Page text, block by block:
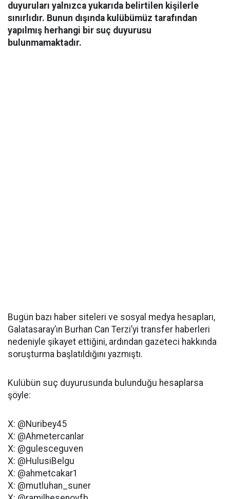
duyuruları yalnızca yukarıda belirtilen kişilerle
sınırlıdır. Bunun dışında kulübümüz tarafından
yapılmış herhangi bir suç duyurusu
bulunmamaktadır.
Bugün bazı haber siteleri ve sosyal medya hesapları,
Galatasaray’ın Burhan Can Terzi’yi transfer haberleri
nedeniyle şikayet ettiğini, ardından gazeteci hakkında
soruşturma başlatıldığını yazmıştı.
Kulübün suç duyurusunda bulunduğu hesaplarsa
şöyle:
X: @Nuribey45
X: @Ahmetercanlar
X: @gulesceguven
X: @HulusiBelgu
X: @ahmetcakar1
X: @mutluhan_suner